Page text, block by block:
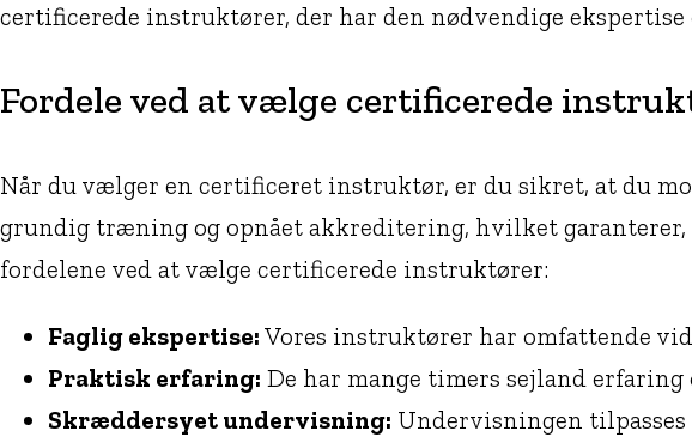
certificerede instruktører, der har den nødvendige
Fordele ved at vælge certificerede
Når du vælger en certificeret instruktør, er du sikret, at du
grundig træning og opnået akkreditering, hvilket garanterer,
fordelene ved at vælge certificerede instruktører:
Faglig ekspertise: Vores instruktører har omfattende
Praktisk erfaring: De har mange timers sejland
Skræddersyet undervisning: Undervisningen